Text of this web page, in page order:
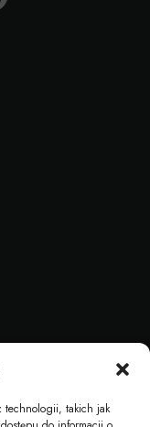
technologii, takich jak